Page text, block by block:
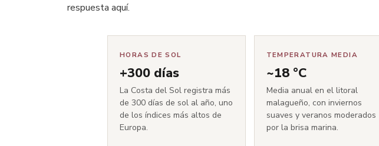
respuesta aquí.
HORAS DE SOL
+300 días
La Costa del Sol registra más
de 300 días de sol al año, uno
de los índices más altos de
Europa.
TEMPERATURA MEDIA
~18 °C
Media anual en el litoral
malagueño, con inviernos
suaves y veranos moderados
por la brisa marina.